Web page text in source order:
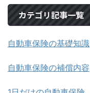
カテゴリ記事一覧
自動車保険の基礎知識
自動車保険の補償内容